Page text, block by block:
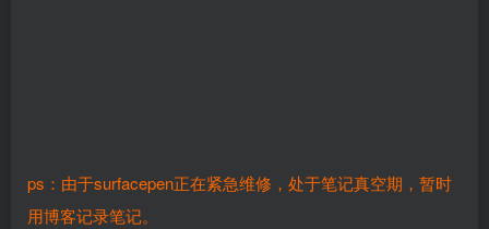
ps：由于surfacepen正在紧急维修，处于笔记真空期，暂时
用博客记录笔记。